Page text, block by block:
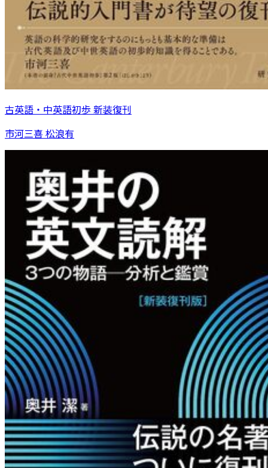
古英語・中英語初歩 新装復刊
市河三喜 松浪有